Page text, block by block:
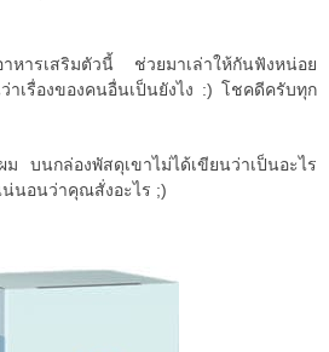
าหารเสริมตัวนี้ ช่วยมาเล่าให้กันฟังหน่อย
าเรื่องของคนอื่นเป็นยังไง :) โชคดีครับทุก
บนกล่องพัสดุเขาไม่ได้เขียนว่าเป็นอะไร
นอนว่าคุณสั่งอะไร ;)